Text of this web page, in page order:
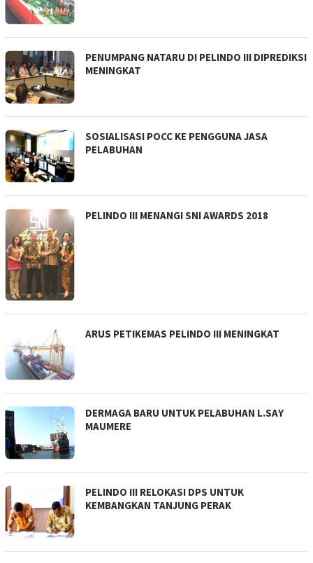
PENUMPANG NATARU DI PELINDO III DIPREDIKSI
MENINGKAT
SOSIALISASI POCC KE PENGGUNA JASA
PELABUHAN
PELINDO III MENANGI SNI AWARDS 2018
ARUS PETIKEMAS PELINDO III MENINGKAT
DERMAGA BARU UNTUK PELABUHAN L.SAY
MAUMERE
PELINDO III RELOKASI DPS UNTUK
KEMBANGKAN TANJUNG PERAK